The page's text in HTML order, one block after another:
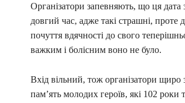
Організатори запевняють, що ця дата
довгий час, адже такі страшні, проте
почуття вдячності до свого
важким і болісним воно не було.
Вхід вільний, тож організатори щиро
пам’ять молодих героїв, які 102 роки